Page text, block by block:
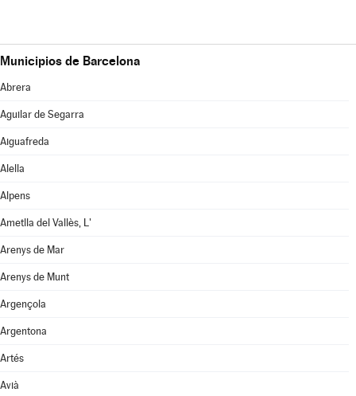
Municipios de Barcelona
Abrera
Aguilar de Segarra
Aiguafreda
Alella
Alpens
Ametlla del Vallès, L'
Arenys de Mar
Arenys de Munt
Argençola
Argentona
Artés
Avià